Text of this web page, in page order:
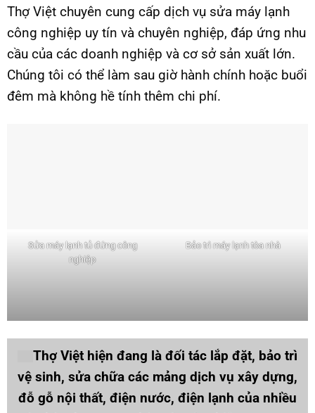
Thợ Việt chuyên cung cấp dịch vụ sửa máy lạnh
công nghiệp uy tín và chuyên nghiệp, đáp ứng nhu
cầu của các doanh nghiệp và cơ sở sản xuất lớn.
Chúng tôi có thể làm sau giờ hành chính hoặc buổi
đêm mà không hề tính thêm chi phí.
Sửa máy lạnh tủ đứng công
nghiệp
Bảo trì máy lạnh tòa nhà
Thợ Việt hiện đang là đối tác lắp đặt, bảo trì
vệ sinh, sửa chữa các mảng dịch vụ xây dựng,
đỗ gỗ nội thất, điện nước, điện lạnh của nhiều